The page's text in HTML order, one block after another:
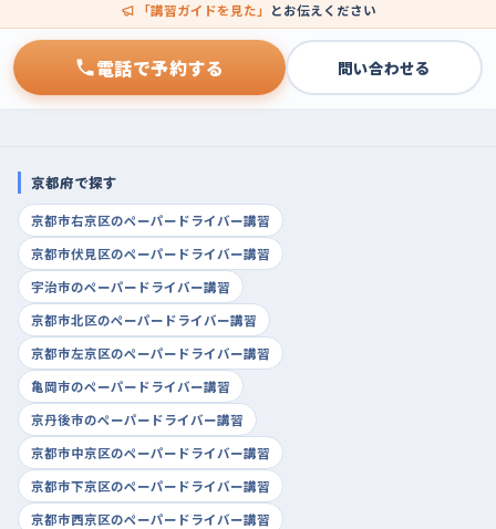
「講習ガイドを見た」 とお伝えください
電話で予約する 問い合わせる
京都府で探す
京都市右京区のペーパードライバー講習
京都市伏見区のペーパードライバー講習
宇治市のペーパードライバー講習
京都市北区のペーパードライバー講習
京都市左京区のペーパードライバー講習
亀岡市のペーパードライバー講習
京丹後市のペーパードライバー講習
京都市中京区のペーパードライバー講習
京都市下京区のペーパードライバー講習
京都市西京区のペーパードライバー講習